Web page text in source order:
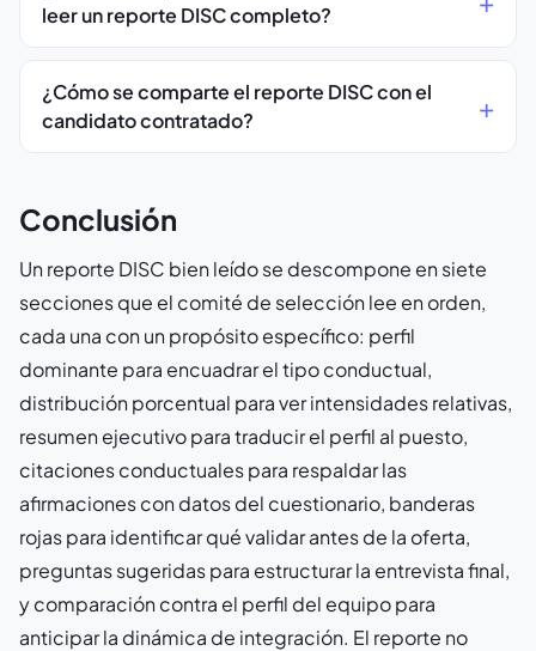
leer un reporte DISC completo?
¿Cómo se comparte el reporte DISC con el
candidato contratado?
Conclusión
Un reporte DISC bien leído se descompone en siete
secciones que el comité de selección lee en orden,
cada una con un propósito específico: perfil
dominante para encuadrar el tipo conductual,
distribución porcentual para ver intensidades relativas,
resumen ejecutivo para traducir el perfil al puesto,
citaciones conductuales para respaldar las
afirmaciones con datos del cuestionario, banderas
rojas para identificar qué validar antes de la oferta,
preguntas sugeridas para estructurar la entrevista final,
y comparación contra el perfil del equipo para
anticipar la dinámica de integración. El reporte no